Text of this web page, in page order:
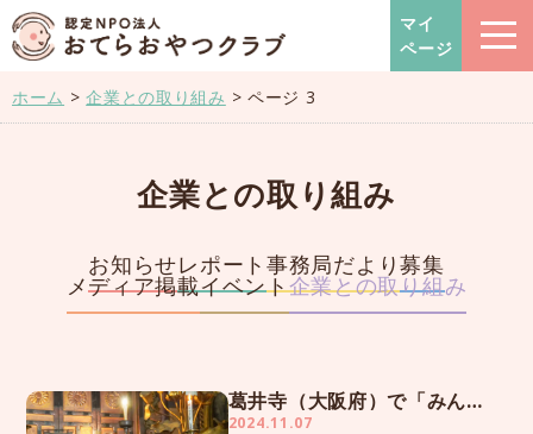
おてらおやつクラブ – たよっ
マイ
ページ
ホーム >企業との取り組み > ページ 3
企業との取り組み
お知らせレポート 事務局だより募集
メディア掲載イベント企業との取り組み
葛井寺（大阪府）で「みんなでおそなえギフト」の読経を行いました
2024.11.07